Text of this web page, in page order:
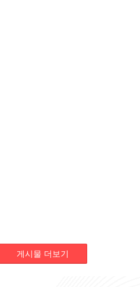
게시물 더보기